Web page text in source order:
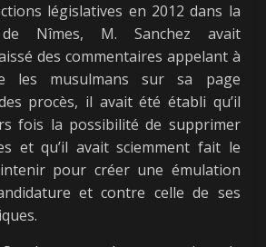
législatives en 2012 dans la
de Nîmes, M. Sanchez avait
des commentaires appelant à
les musulmans sur sa page
procès, il avait été établi qu’il
fois la possibilité de supprimer
et qu’il avait sciemment fait le
pour créer une émulation
et contre celle de ses